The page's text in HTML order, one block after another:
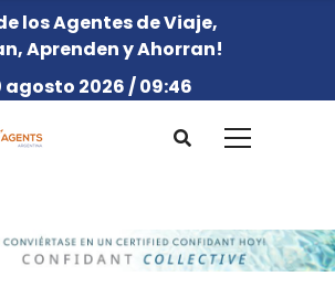
los Agentes de Viaje,
Aprenden y Ahorran!
agosto 2026 / 09:46